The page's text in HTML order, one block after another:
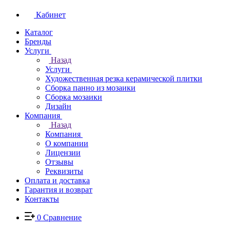
Кабинет
Каталог
Бренды
Услуги
Назад
Услуги
Художественная резка керамической плитки
Сборка панно из мозаики
Сборка мозаики
Дизайн
Компания
Назад
Компания
О компании
Лицензии
Отзывы
Реквизиты
Оплата и доставка
Гарантия и возврат
Контакты
0 Сравнение